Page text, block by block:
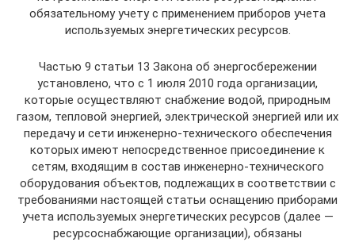
обязательному учету с применением приборов учета
используемых энергетических ресурсов.
Частью 9 статьи 13 Закона об энергосбережении
установлено, что с 1 июля 2010 года организации,
которые осуществляют снабжение водой, природным
газом, тепловой энергией, электрической энергией или их
передачу и сети инженерно-технического обеспечения
которых имеют непосредственное присоединение к
сетям, входящим в состав инженерно-технического
оборудования объектов, подлежащих в соответствии с
требованиями настоящей статьи оснащению приборами
учета используемых энергетических ресурсов (далее —
ресурсоснабжающие организации), обязаны